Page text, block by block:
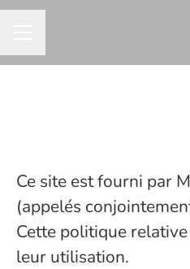
Ce site est fourni par
(appelés
Cette politique
leur utilisation.